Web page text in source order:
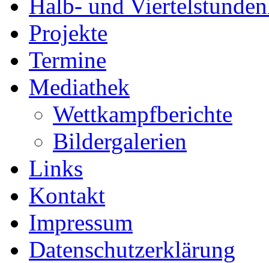
Halb- und
Projekte
Termine
Mediathek
Wettkampfberichte
Bildergalerien
Links
Kontakt
Impressum
Datenschutzerklärung